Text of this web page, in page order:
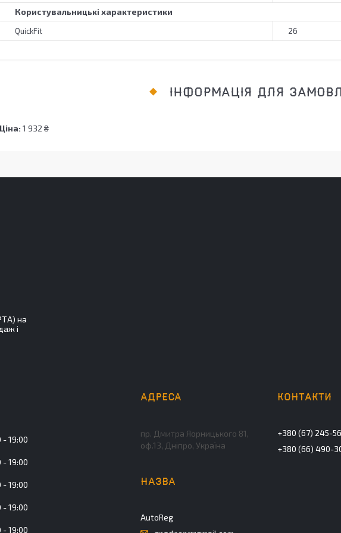
Користувальницькі характеристики
QuickFit 26
ІНФОРМАЦІЯ ДЛЯ
Ціна: 1 932 ₴
на
і
19:00
19:00
19:00
19:00
19:00
пр. Дмитра Яорницького 81,
оф.13, Дніпро, Україна
AutoReg
+380 (67) 245-
+380 (66) 490-